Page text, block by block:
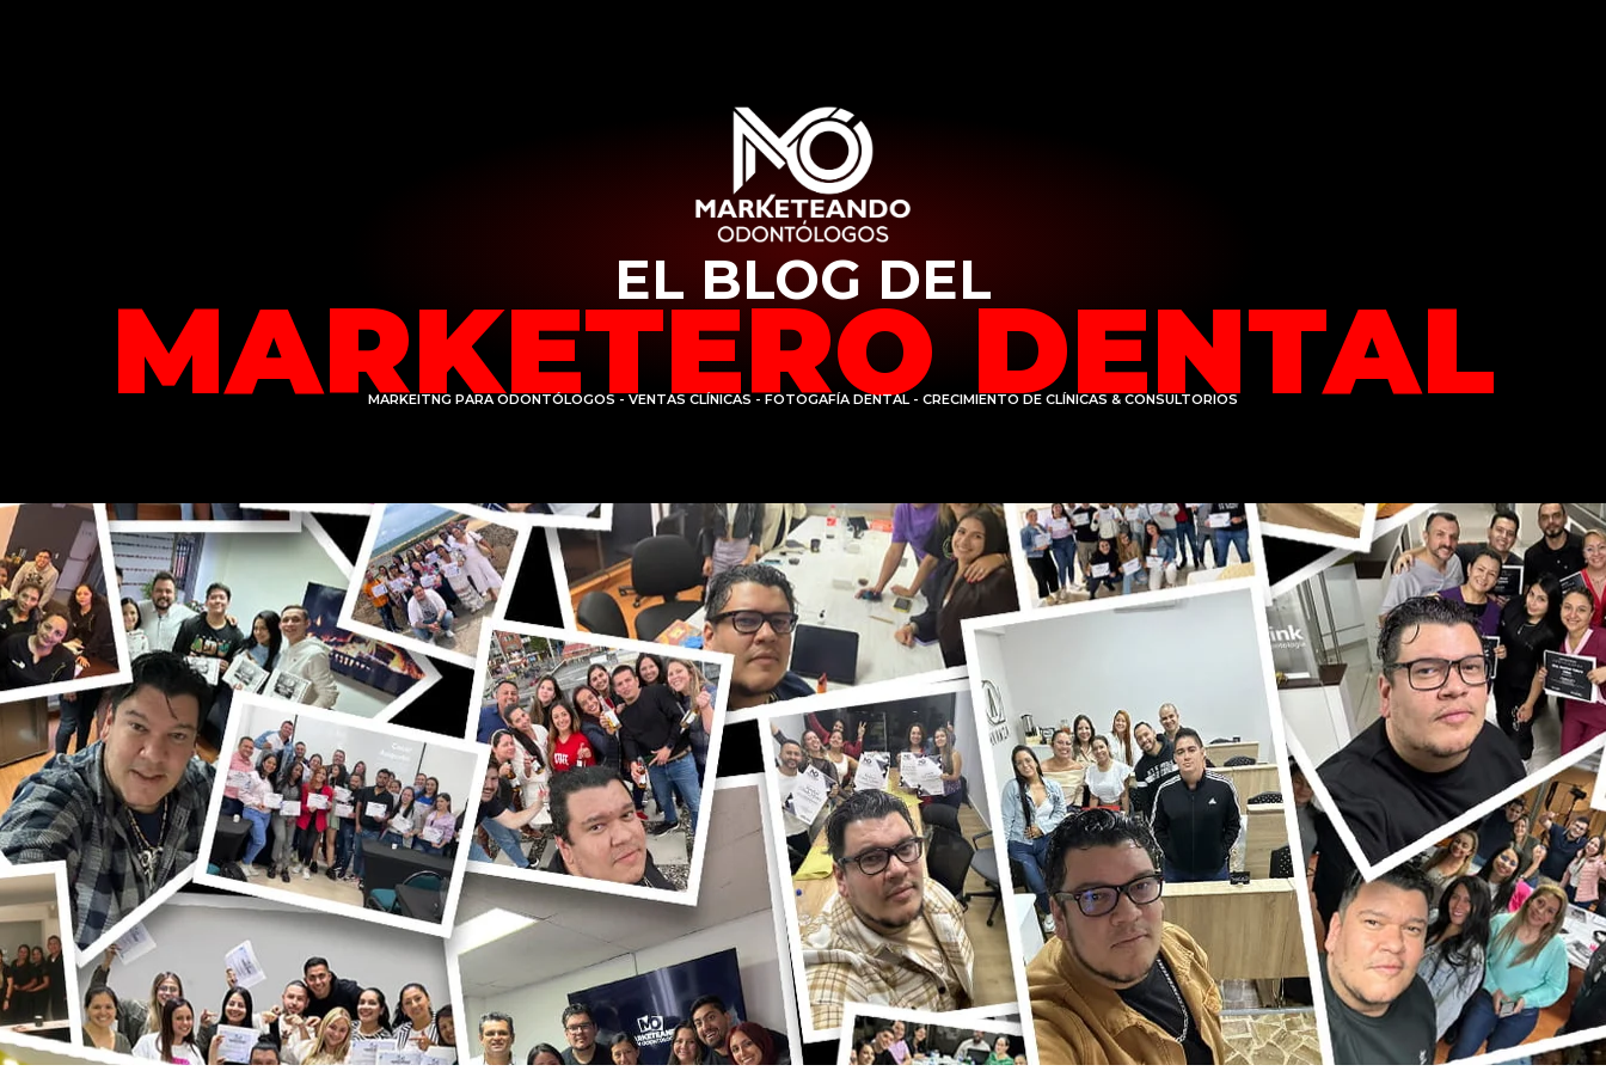
EL BLOG DEL
MARKETERO DENTAL
MARKEITNG PARA ODONTÓLOGOS - VENTAS CLÍNICAS - FOTOGAFÍA DENTAL - CRECIMIENTO DE CLÍNICAS & CONSULTORIOS